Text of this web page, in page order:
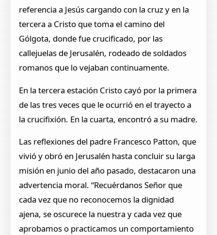
referencia a Jesús cargando con la cruz y en la
tercera a Cristo que toma el camino del
Gólgota, donde fue crucificado, por las
callejuelas de Jerusalén, rodeado de soldados
romanos que lo vejaban continuamente.
En la tercera estación Cristo cayó por la primera
de las tres veces que le ocurrió en el trayecto a
la crucifixión. En la cuarta, encontró a su madre.
Las reflexiones del padre Francesco Patton, que
vivió y obró en Jerusalén hasta concluir su larga
misión en junio del año pasado, destacaron una
advertencia moral. “Recuérdanos Señor que
cada vez que no reconocemos la dignidad
ajena, se oscurece la nuestra y cada vez que
aprobamos o practicamos un comportamiento